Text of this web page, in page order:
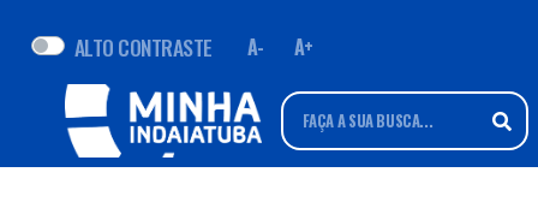
ALTO CONTRASTE A- A+